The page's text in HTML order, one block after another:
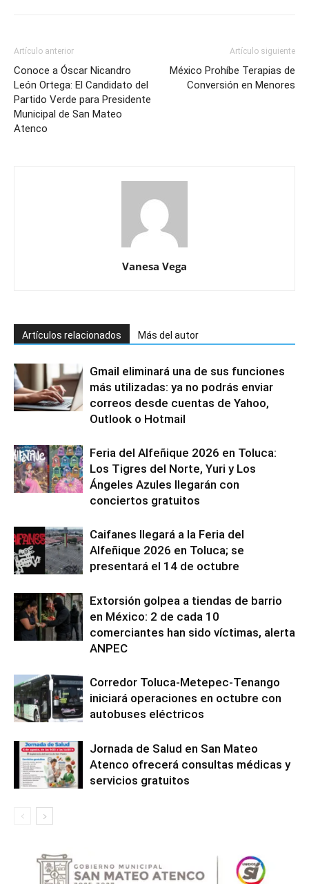
Artículo anterior
Conoce a Óscar Nicandro
León Ortega: El Candidato del
Partido Verde para Presidente
Municipal de San Mateo
Atenco
Artículo siguiente
México Prohíbe Terapias de
Conversión en Menores
Vanesa Vega
Artículos relacionados Más del autor
Gmail eliminará una de sus funciones
más utilizadas: ya no podrás enviar
correos desde cuentas de Yahoo,
Outlook o Hotmail
Feria del Alfeñique 2026 en Toluca:
Los Tigres del Norte, Yuri y Los
Ángeles Azules llegarán con
conciertos gratuitos
Caifanes llegará a la Feria del
Alfeñique 2026 en Toluca; se
presentará el 14 de octubre
Extorsión golpea a tiendas de barrio
en México: 2 de cada 10
comerciantes han sido víctimas, alerta
ANPEC
Corredor Toluca-Metepec-Tenango
iniciará operaciones en octubre con
autobuses eléctricos
Jornada de Salud en San Mateo
Atenco ofrecerá consultas médicas y
servicios gratuitos